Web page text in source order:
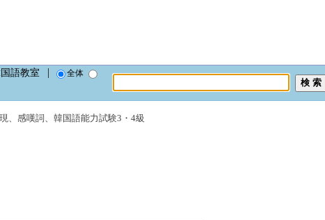
語教室
全体
、 感嘆詞 、 韓国語能力試験3・4級